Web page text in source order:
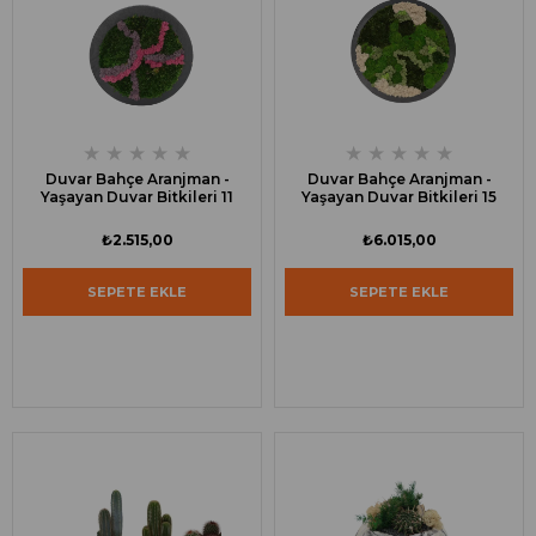
★ ★ ★ ★ ★
Duvar Bahçe Aranjman -
Yaşayan Duvar Bitkileri 11
₺2.515,00
SEPETE EKLE
★ ★ ★ ★ ★
Duvar Bahçe Aranjman -
Yaşayan Duvar Bitkileri 15
₺6.015,00
SEPETE EKLE